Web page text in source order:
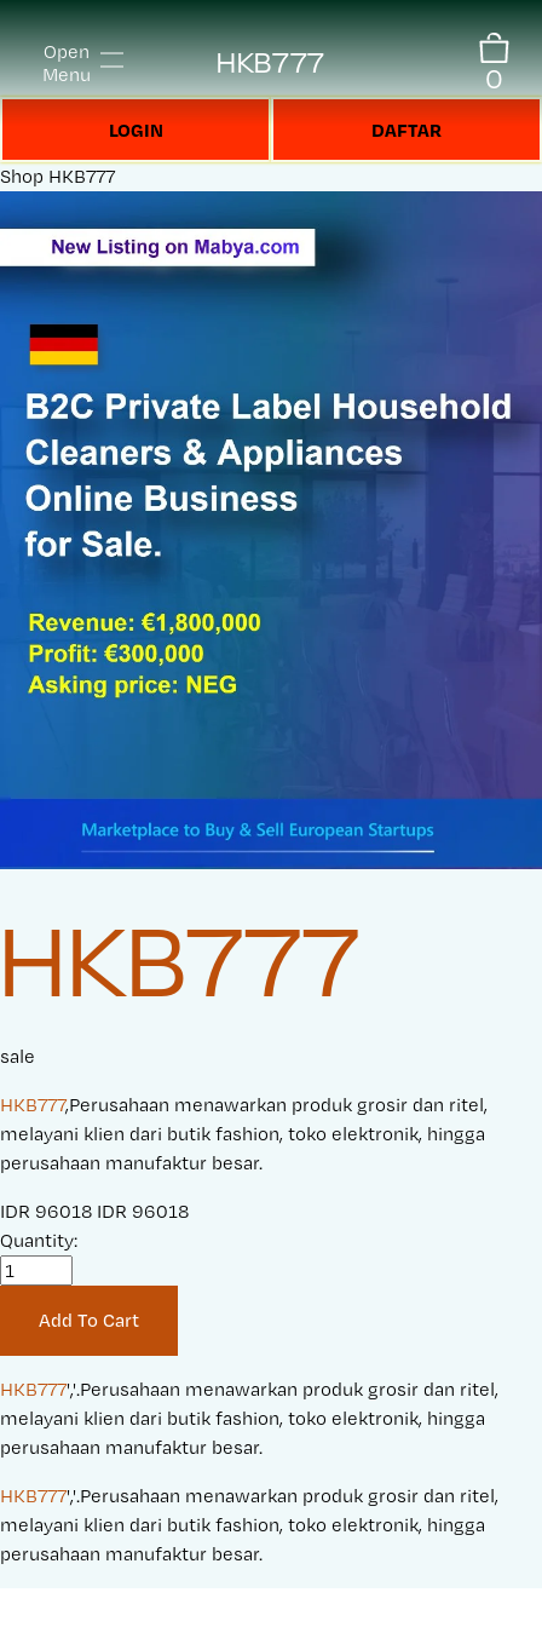
Open
Menu
HKB777 0
LOGIN DAFTAR
Shop HKB777
HKB777
sale
HKB777,Perusahaan menawarkan produk grosir dan ritel,
melayani klien dari butik fashion, toko elektronik, hingga
perusahaan manufaktur besar.
S
a
r
i
c
e
IDR 96018 O
n
a
l
P
i
c
e
IDR 96018
Quantity:
Add To Cart
HKB777','.Perusahaan menawarkan produk grosir dan ritel,
melayani klien dari butik fashion, toko elektronik, hingga
perusahaan manufaktur besar.
HKB777','.Perusahaan menawarkan produk grosir dan ritel,
melayani klien dari butik fashion, toko elektronik, hingga
perusahaan manufaktur besar.